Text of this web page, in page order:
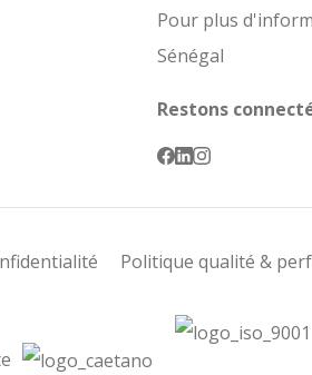
Pour plus
Sénégal
Restons
Politique qualité &